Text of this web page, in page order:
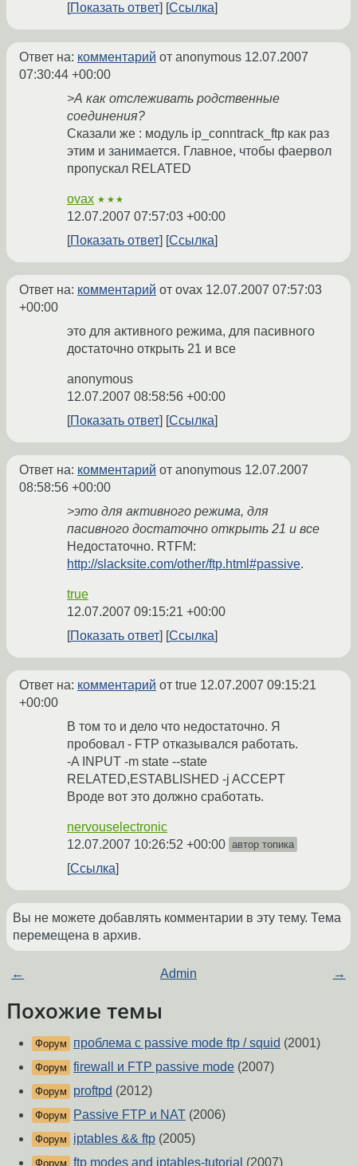
Показать ответ
Ссылка
Ответ на: комментарий от anonymous 12.07.2007
07:30:44 +00:00
>А как отслеживать родственные
соединения?
Сказали же : модуль ip_conntrack_ftp как раз
этим и занимается. Главное, чтобы фаервол
пропускал RELATED
ovax ★★★
12.07.2007 07:57:03 +00:00
Показать ответ
Ссылка
Ответ на: комментарий от ovax 12.07.2007 07:57:03
+00:00
это для активного режима, для пасивного
достаточно открыть 21 и все
anonymous
12.07.2007 08:58:56 +00:00
Показать ответ
Ссылка
Ответ на: комментарий от anonymous 12.07.2007
08:58:56 +00:00
>это для активного режима, для
пасивного достаточно открыть 21 и все
Недостаточно. RTFM:
http://slacksite.com/other/ftp.html#passive.
true
12.07.2007 09:15:21 +00:00
Показать ответ
Ссылка
Ответ на: комментарий от true 12.07.2007 09:15:21
+00:00
В том то и дело что недостаточно. Я
пробовал - FTP отказывался работать.
-A INPUT -m state --state
RELATED,ESTABLISHED -j ACCEPT
Вроде вот это должно сработать.
nervouselectronic
12.07.2007 10:26:52 +00:00 автор топика
Ссылка
Вы не можете добавлять комментарии в эту тему. Тема
перемещена в архив.
← Admin →
Похожие темы
Форум проблема с passive mode ftp / squid (2001)
Форум firewall и FTP passive mode (2007)
Форум proftpd (2012)
Форум Passive FTP и NAT (2006)
Форум iptables && ftp (2005)
Форум ftp modes and iptables-tutorial (2007)